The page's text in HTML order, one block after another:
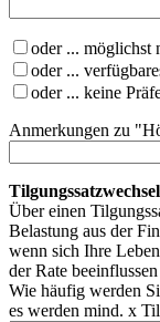
oder ... möglichst
oder ...
oder ... keine
Anmerkungen zu
Tilgungssatzwechsel
Über einen
Belastung aus der
wenn sich Ihre
der Rate
Wie häufig werden
es werden mind. x